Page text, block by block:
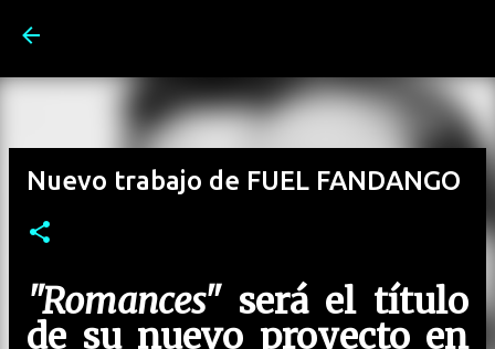
Nuevo trabajo de FUEL FANDANGO
"Romances"será el título
de su nuevo proyecto en